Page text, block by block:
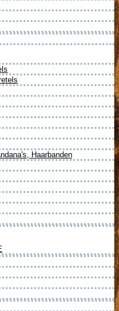
Haarbanden